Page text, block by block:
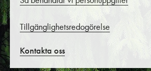
Tillgänglighetsredogörelse
Kontakta oss